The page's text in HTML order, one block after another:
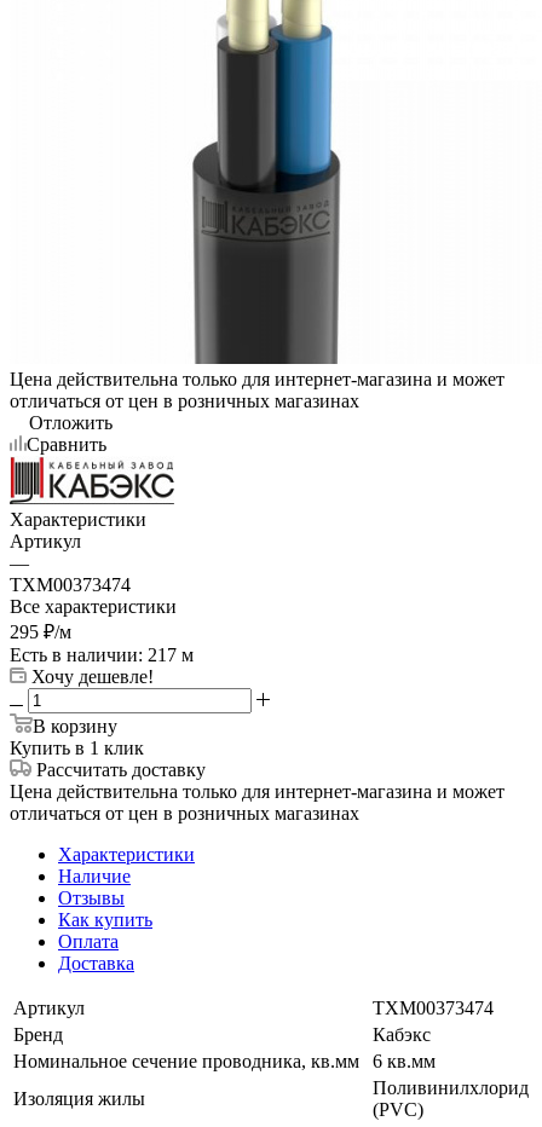
Цена действительна только для интернет-магазина и может
отличаться от цен в розничных магазинах
Отложить
Сравнить
Характеристики
Артикул
—
ТХМ00373474
Все характеристики
295 ₽/м
Есть в наличии: 217 м
Хочу дешевле!
В корзину
Купить в 1 клик
Рассчитать доставку
Цена действительна только для интернет-магазина и может
отличаться от цен в розничных магазинах
Характеристики
Наличие
Отзывы
Как купить
Оплата
Доставка
Артикул
ТХМ00373474
Бренд
Кабэкс
Номинальное сечение проводника, кв.мм
6 кв.мм
Изоляция жилы
Поливинилхлорид
(PVC)